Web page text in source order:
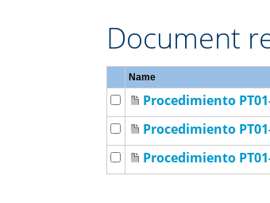
Document
Name
Procedimiento
Procedimiento
Procedimiento